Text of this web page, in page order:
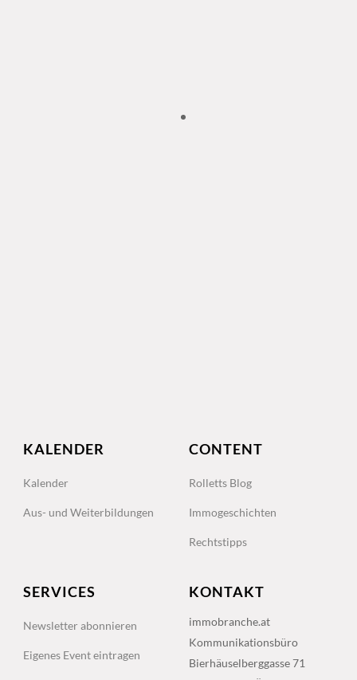
KALENDER
Kalender
Aus- und Weiterbildungen
CONTENT
Rolletts Blog
Immogeschichten
Rechtstipps
SERVICES
Newsletter abonnieren
Eigenes Event eintragen
KONTAKT
immobranche.at
Kommunikationsbüro
Bierhäuselberggasse 71